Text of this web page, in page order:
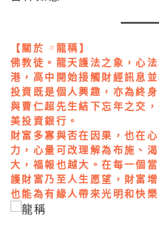
【關於 #龍稱】
佛教徒。龍天護法之象，心
港，高中開始接觸財經訊息
投資既是個人興趣，亦為終
與曹仁超先生結下忘年之交
美投資銀行。
財富多寡與否在因果，也在
力，心量可改理解為布施、
大，福報也越大。在每一個
護財富乃至人生愿望，財富
也能為有緣人帶來光明和快樂